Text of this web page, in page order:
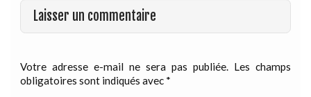
Laisser un commentaire
Votre adresse e-mail ne sera pas publiée. Les champs
obligatoires sont indiqués avec *